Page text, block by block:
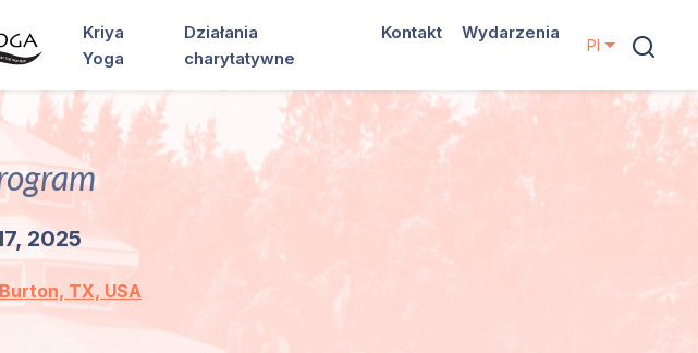
Kriya
Yoga
Działania
charytatywne
Kontakt Wydarzenia
Pl
2025
TX, USA